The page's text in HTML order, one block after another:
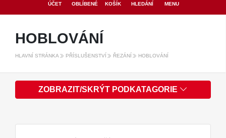
ÚČET
OBLÍBENÉ
KOŠÍK
HLEDÁNÍ MENU
HOBLOVÁNÍ
HLAVNÍ STRÁNKA PŘÍSLUŠENSTVÍ ŘEZÁNÍ HOBLOVÁNÍ
ZOBRAZIT/SKRÝT PODKATAGORIE